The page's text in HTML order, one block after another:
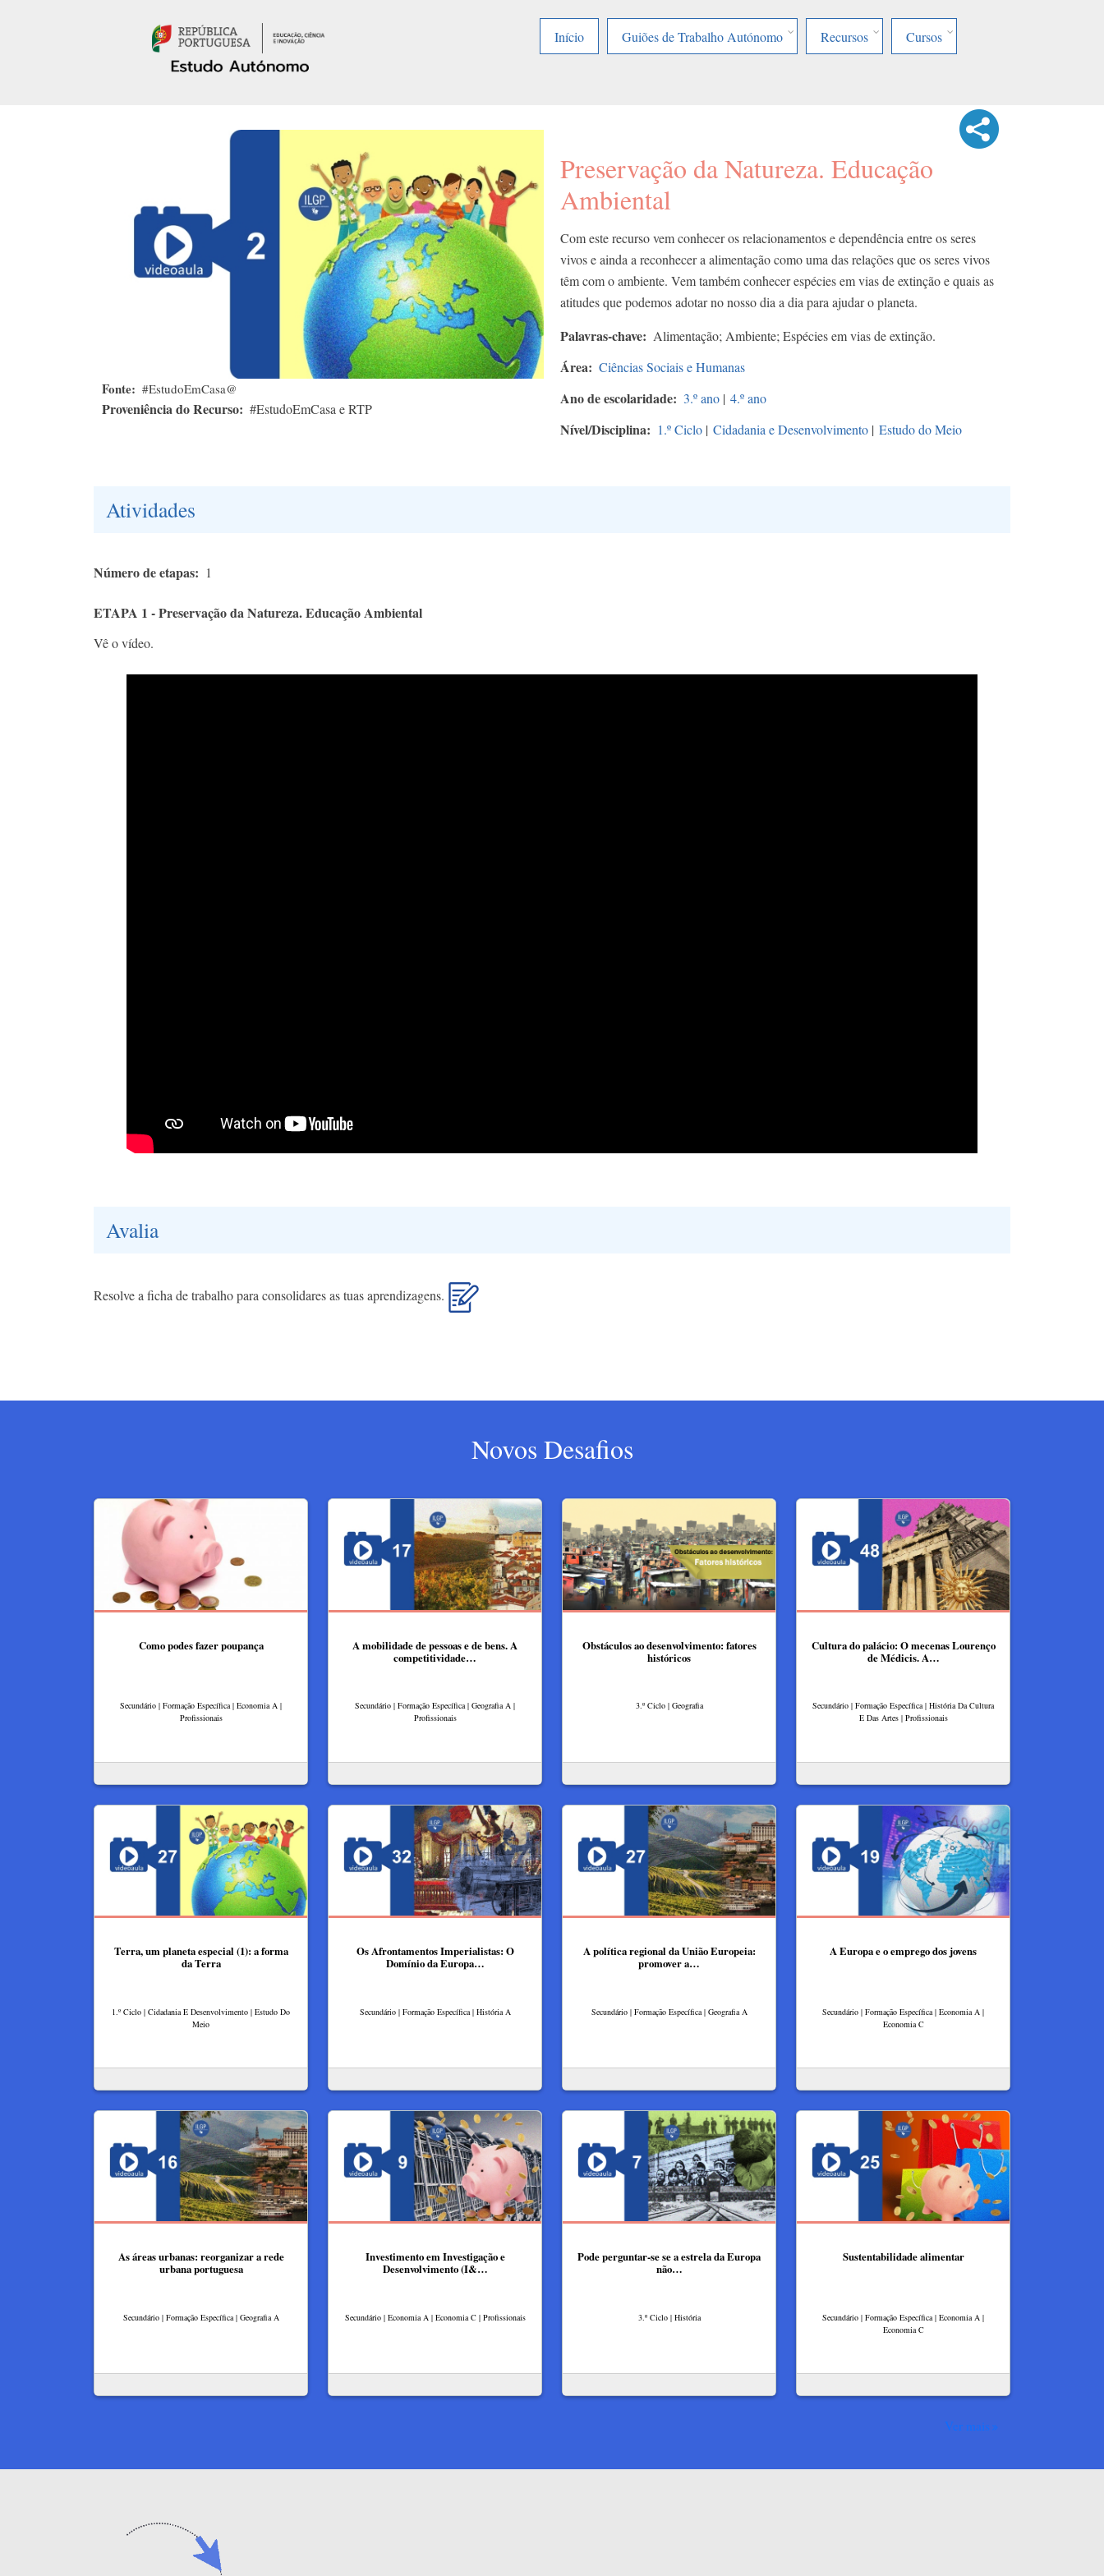
Início
Guiões de Trabalho Autónomo Recursos Cursos
Fonte #EstudoEmCasa@
Proveniência do Recurso #EstudoEmCasa e RTP
Preservação da Natureza. Educação
Ambiental
Com este recurso vem conhecer os relacionamentos e dependência entre os seres
vivos e ainda a reconhecer a alimentação como uma das relações que os seres vivos
têm com o ambiente. Vem também conhecer espécies em vias de extinção e quais as
atitudes que podemos adotar no nosso dia a dia para ajudar o planeta.
Palavras-chave Alimentação; Ambiente; Espécies em vias de extinção.
Área Ciências Sociais e Humanas
Ano de escolaridade 3.º ano | 4.º ano
Nível/Disciplina 1.º Ciclo | Cidadania e Desenvolvimento | Estudo do Meio
Atividades
Número de etapas 1
ETAPA 1 - Preservação da Natureza. Educação Ambiental
Vê o vídeo.
Avalia
Resolve a ficha de trabalho para consolidares as tuas aprendizagens.
Novos Desafios
Como podes fazer poupança
Secundário | Formação Específica | Economia A |
Profissionais
A mobilidade de pessoas e de bens. A
competitividade…
Secundário | Formação Específica | Geografia A |
Profissionais
Obstáculos ao desenvolvimento: fatores
históricos
3.º Ciclo | Geografia
Cultura do palácio: O mecenas Lourenço
de Médicis. A…
Secundário | Formação Específica | História Da Cultura
E Das Artes | Profissionais
Terra, um planeta especial (1): a forma
da Terra
1.º Ciclo | Cidadania E Desenvolvimento | Estudo Do
Meio
Os Afrontamentos Imperialistas: O
Domínio da Europa…
Secundário | Formação Específica | História A
A política regional da União Europeia:
promover a…
Secundário | Formação Específica | Geografia A
A Europa e o emprego dos jovens
Secundário | Formação Específica | Economia A |
Economia C
As áreas urbanas: reorganizar a rede
urbana portuguesa
Secundário | Formação Específica | Geografia A
Investimento em Investigação e
Desenvolvimento (I&…
Secundário | Economia A | Economia C | Profissionais
Pode perguntar-se se a estrela da Europa
não…
3.º Ciclo | História
Sustentabilidade alimentar
Secundário | Formação Específica | Economia A |
Economia C
Ver mais